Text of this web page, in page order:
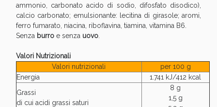
ammonio, carbonato acido di sodio, difosfato disodico),
calcio carbonato; emulsionante: lecitina di girasole; aromi,
ferro fumarato, niacina, riboflavina, tiamina, vitamina B6.
Senza burroe senza uovo.
Valori Nutrizionali
Valori nutrizionali
per 100 g
Energia
1.741 kJ/412 kcal
Grassi
di cui acidi grassi saturi
8 g
1,5 g
Benessere Intestinale: Sconto fino al 55% valido